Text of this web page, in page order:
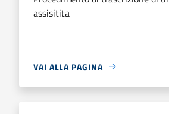
assisitita
VAI ALLA PAGINA